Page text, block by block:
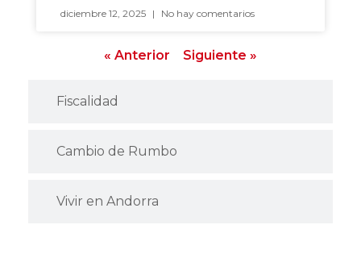
Fiscalidad
Cambio de Rumbo
Vivir en Andorra
diciembre 12, 2025 No hay comentarios
« Anterior Siguiente »